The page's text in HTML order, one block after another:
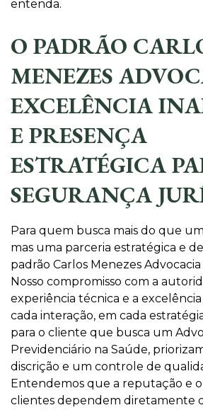
entenda.
O PADRÃO
MENEZES
EXCELÊNCIA
E PRESENÇA
ESTRATÉGICA
SEGURANÇA
Para quem busca mais do que
mas uma parceria estratégica e
padrão Carlos Menezes Advocacia
Nosso compromisso com a
experiência técnica e a
cada interação, em cada
para o cliente que busca um
Previdenciário na Saúde,
discrição e um controle de
Entendemos que a reputação e
clientes dependem diretamente